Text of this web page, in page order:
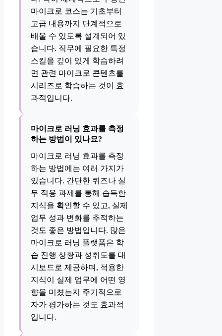
마이크로 코스는 기초부터
고급 내용까지 단계적으로
배울 수 있도록 설계되어 있
습니다. 직무에 필요한 특정
스킬을 깊이 있게 학습하려
면 관련 마이크로 콘텐츠를
시리즈로 학습하는 것이 효
과적입니다.
마이크로 러닝 효과를 측정
하는 방법이 있나요?
마이크로 러닝 효과를 측정
하는 방법에는 여러 가지가
있습니다. 간단한 퀴즈나 실
무 적용 과제를 통해 습득한
지식을 확인할 수 있고, 실제
업무 성과 변화를 추적하는
것도 좋은 방법입니다. 많은
마이크로 러닝 플랫폼은 학
습 진행 상황과 성취도를 대
시보드로 제공하며, 적용한
지식이 실제 업무에 어떤 영
향을 미쳤는지 주기적으로
자가 평가하는 것도 효과적
입니다.